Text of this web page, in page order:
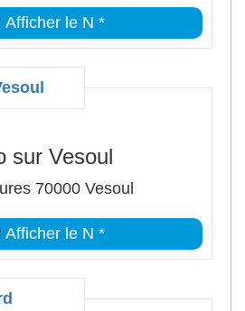
le N *
sur Vesoul
70000 Vesoul
le N *